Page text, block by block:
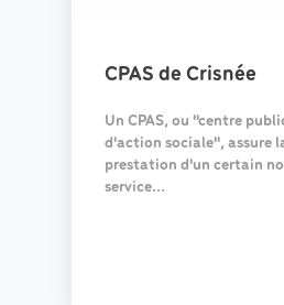
CPAS de Crisnée
Un CPAS, ou "centre
d'action sociale", assure
prestation d'un certain
service...